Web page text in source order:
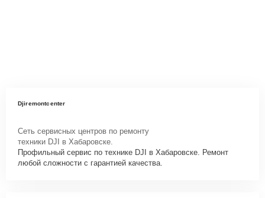
Djiremontcenter
Сеть сервисных центров по ремонту
техники DJI в Хабаровске.
Профильный сервис по технике DJI в Хабаровске. Ремонт
любой сложности с гарантией качества.